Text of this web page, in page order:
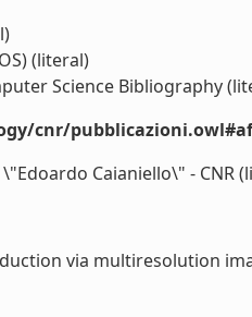
(literal)
Science Bibliography
cnr/
Caianiello\" - CNR
via multiresolution